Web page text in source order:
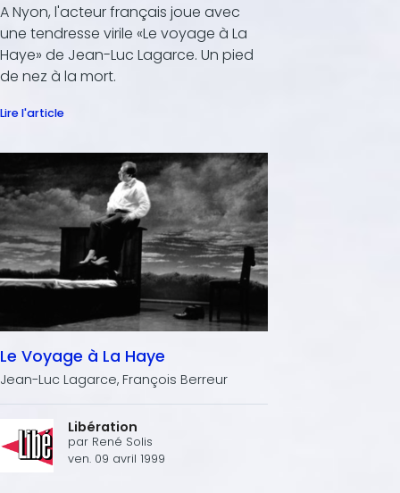
A Nyon, l'acteur français joue avec
une tendresse virile «Le voyage à La
Haye» de Jean-Luc Lagarce. Un pied
de nez à la mort.
Lire l'article
Le Voyage à La Haye
Jean-Luc Lagarce, François Berreur
Libération
par René Solis
ven. 09 avril 1999